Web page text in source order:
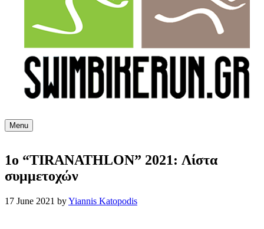
Menu
1o “TIRANATHLON” 2021: Λίστα
συμμετοχών
17 June 2021 byYiannis Katopodis